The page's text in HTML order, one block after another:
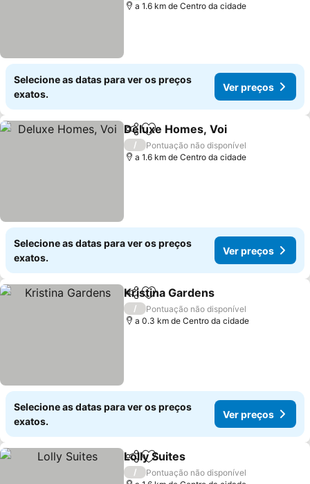
a 1.6 km de Centro da cidade
Selecione as datas para ver os preços
exatos.
Ver preços
PartilharAdicionar aos favoritos
Deluxe Homes, Voi
/
Pontuação não disponível
a 1.6 km de Centro da cidade
Selecione as datas para ver os preços
exatos.
Ver preços
PartilharAdicionar aos favoritos
Kristina Gardens
/
Pontuação não disponível
a 0.3 km de Centro da cidade
Selecione as datas para ver os preços
exatos.
Ver preços
PartilharAdicionar aos favoritos
Lolly Suites
/
Pontuação não disponível